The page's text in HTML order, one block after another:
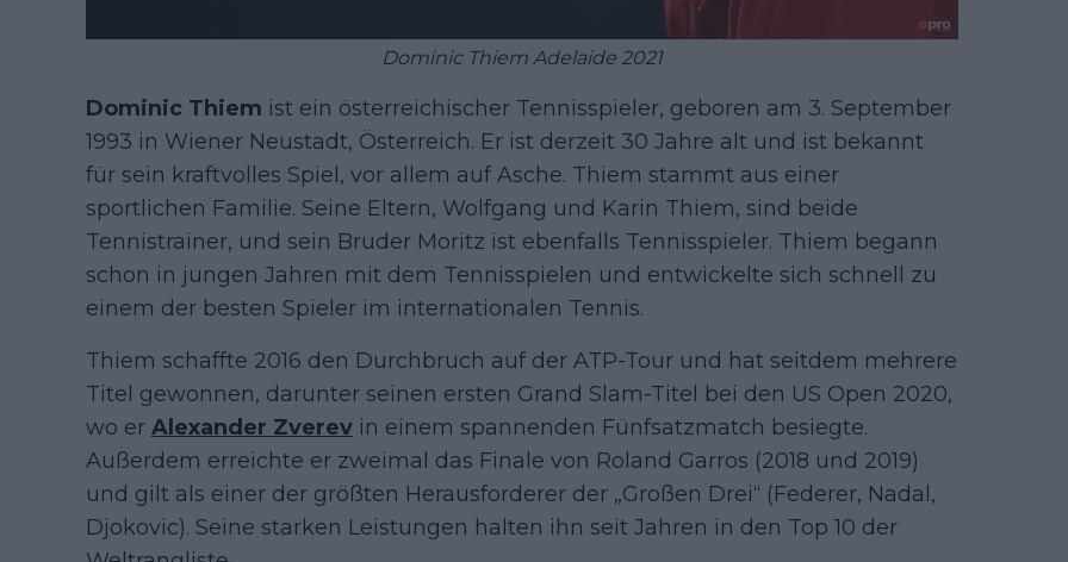
Dominic Thiem Adelaide 2021
Dominic Thiem ist ein österreichischer Tennisspieler, geboren am 3. September
1993 in Wiener Neustadt, Österreich. Er ist derzeit 30 Jahre alt und ist bekannt
für sein kraftvolles Spiel, vor allem auf Asche. Thiem stammt aus einer
sportlichen Familie. Seine Eltern, Wolfgang und Karin Thiem, sind beide
Tennistrainer, und sein Bruder Moritz ist ebenfalls Tennisspieler. Thiem begann
schon in jungen Jahren mit dem Tennisspielen und entwickelte sich schnell zu
einem der besten Spieler im internationalen Tennis.
Thiem schaffte 2016 den Durchbruch auf der ATP-Tour und hat seitdem mehrere
Titel gewonnen, darunter seinen ersten Grand Slam-Titel bei den US Open 2020,
wo er Alexander Zverev in einem spannenden Fünfsatzmatch besiegte.
Außerdem erreichte er zweimal das Finale von Roland Garros (2018 und 2019)
und gilt als einer der größten Herausforderer der „Großen Drei“ (Federer, Nadal,
Djokovic). Seine starken Leistungen halten ihn seit Jahren in den Top 10 der